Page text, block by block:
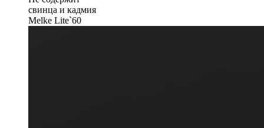
свинца и кадмия
Melke Lite`60